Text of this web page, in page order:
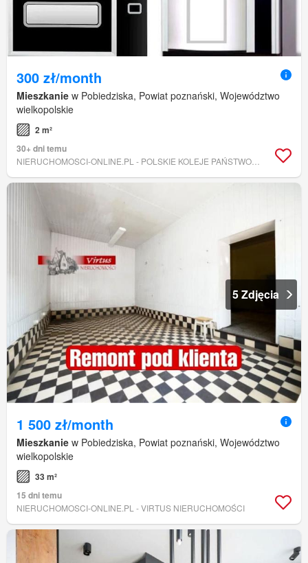
300 zł/month
Mieszkanie w Pobiedziska, Powiat poznański, Województwo
wielkopolskie
2 m²
30+ dni temu
5 Zdjęcia
1 500 zł/month
Mieszkanie w Pobiedziska, Powiat poznański, Województwo
wielkopolskie
33 m²
15 dni temu
NIERUCHOMOSCI-ONLINE.PL - VIRTUS NIERUCHOMOŚCI